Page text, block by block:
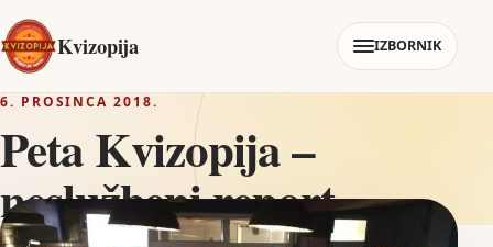
Kvizopija IZBORNIK
6. PROSINCA 2018.
Peta Kvizopija –
neslužbeni report